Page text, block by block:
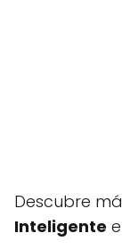
Descubre
Inteligente